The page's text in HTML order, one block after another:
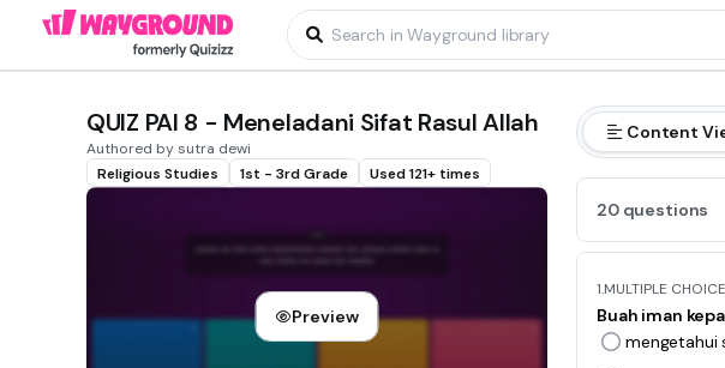
QUIZ PAI 8 - Meneladani Sifat Rasul Allah
Authored by sutra dewi
Religious Studies
1st - 3rd Grade Used 121+ times
Preview
Content
20 questions
1.MULTIPLE
Buah iman
mengetahui